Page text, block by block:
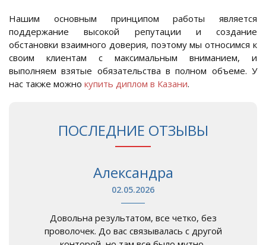
Нашим основным принципом работы является
поддержание высокой репутации и создание
обстановки взаимного доверия, поэтому мы относимся к
своим клиентам с максимальным вниманием, и
выполняем взятые обязательства в полном объеме. У
нас также можно купить диплом в Казани.
ПОСЛЕДНИЕ ОТЗЫВЫ
Александра
02.05.2026
Довольна результатом, все четко, без
проволочек. До вас связывалась с другой